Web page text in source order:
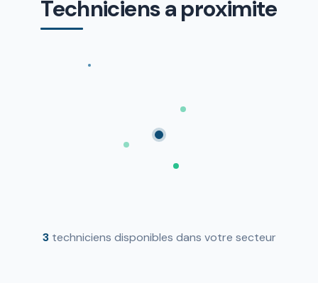
Techniciens a proximite
3techniciens disponibles dans votre secteur